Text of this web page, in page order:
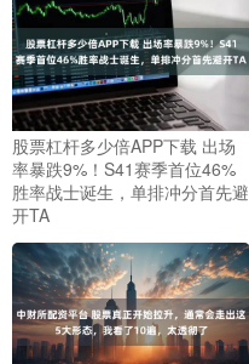
股票杠杆多少倍APP下载 出场
率暴跌9%！S41赛季首位46%
胜率战士诞生，单排冲分首先避
开TA